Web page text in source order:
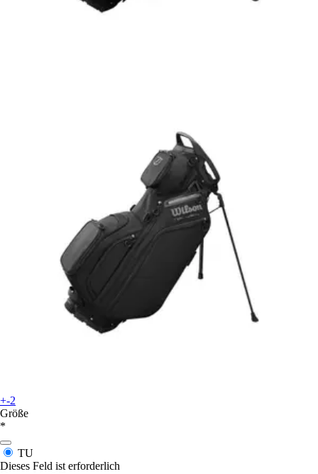
+-2
Größe
*
TU
Dieses Feld ist erforderlich